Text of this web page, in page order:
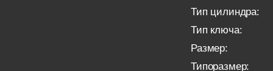
Тип цилиндра:
Тип ключа:
Размер:
Типоразмер: